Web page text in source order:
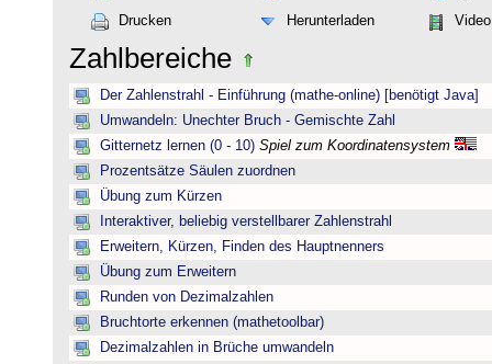
Drucken
Herunterladen Video
Zahlbereiche
Der Zahlenstrahl - Einführung (mathe-online) [benötigt Java]
Umwandeln: Unechter Bruch - Gemischte Zahl
Gitternetz lernen (0 - 10) Spiel zum Koordinatensystem
Prozentsätze Säulen zuordnen
Übung zum Kürzen
Interaktiver, beliebig verstellbarer Zahlenstrahl
Erweitern, Kürzen, Finden des Hauptnenners
Übung zum Erweitern
Runden von Dezimalzahlen
Bruchtorte erkennen (mathetoolbar)
Dezimalzahlen in Brüche umwandeln